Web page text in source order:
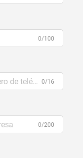
0/100
0/16
0/200